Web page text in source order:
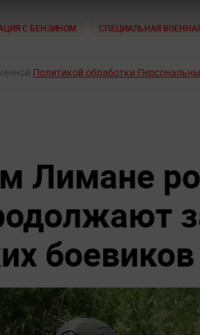
С БЕНЗИНОМ СПЕЦИАЛЬНАЯ
Политикой обработки
Лимане
боевиков